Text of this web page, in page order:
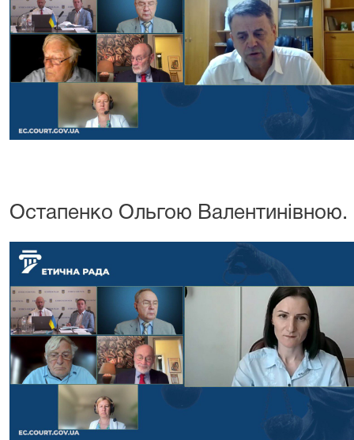
Остапенко Ольгою Валентинівною.